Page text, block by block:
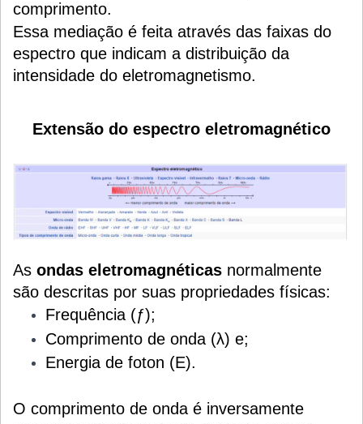
comprimento.
Essa mediação é feita através das faixas do
espectro que indicam a distribuição da
intensidade do eletromagnetismo.
Extensão do espectro eletromagnético
As ondas eletromagnéticas normalmente
são descritas por suas propriedades físicas:
Frequência (ƒ);
Comprimento de onda (λ) e;
Energia de foton (E).
O comprimento de onda é inversamente